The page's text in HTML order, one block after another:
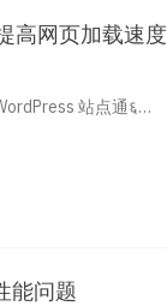
高网页加载速度
站点通६…
能问题